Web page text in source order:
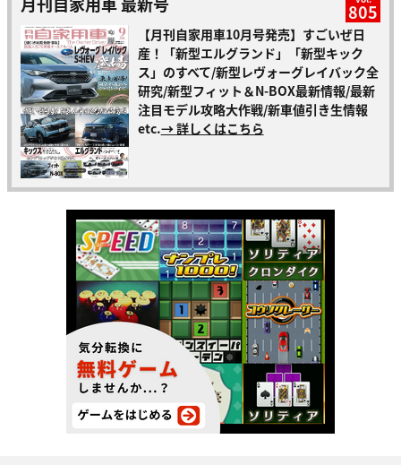
805
【月刊自家用車10月号発売】すごいぜ日
産！「新型エルグランド」「新型キック
ス」のすべて/新型レヴォーグレイバック全
研究/新型フィット＆N-BOX最新情報/最新
注目モデル攻略大作戦/新車値引き生情報
etc.→ 詳しくはこちら